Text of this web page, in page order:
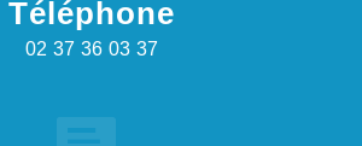
Téléphone
02 37 36 03 37